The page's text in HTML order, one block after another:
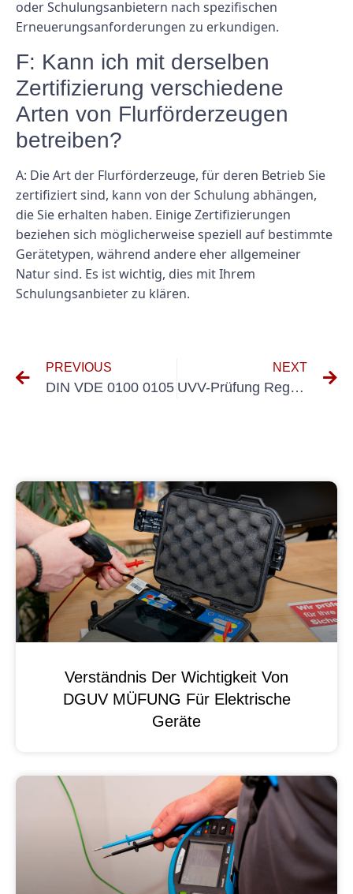
oder Schulungsanbietern nach spezifischen
Erneuerungsanforderungen zu erkundigen.
F: Kann ich mit derselben
Zertifizierung verschiedene
Arten von Flurförderzeugen
betreiben?
A: Die Art der Flurförderzeuge, für deren Betrieb Sie
zertifiziert sind, kann von der Schulung abhängen,
die Sie erhalten haben. Einige Zertifizierungen
beziehen sich möglicherweise speziell auf bestimmte
Gerätetypen, während andere eher allgemeiner
Natur sind. Es ist wichtig, dies mit Ihrem
Schulungsanbieter zu klären.
PREVIOUS
DIN VDE 0100 0105
NEXT
UVV-Prüfung Regalbediengeräte
Verständnis Der Wichtigkeit Von
DGUV MÜFUNG Für Elektrische
Geräte